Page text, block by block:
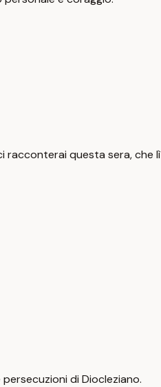
questa sera,
di Diocleziano.